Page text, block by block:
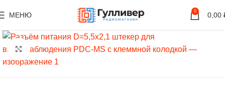
МЕНЮ 0 0,00
Нажмите, чтобы увеличить